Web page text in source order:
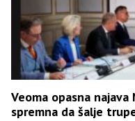
Veoma opasna
spremna da šalje